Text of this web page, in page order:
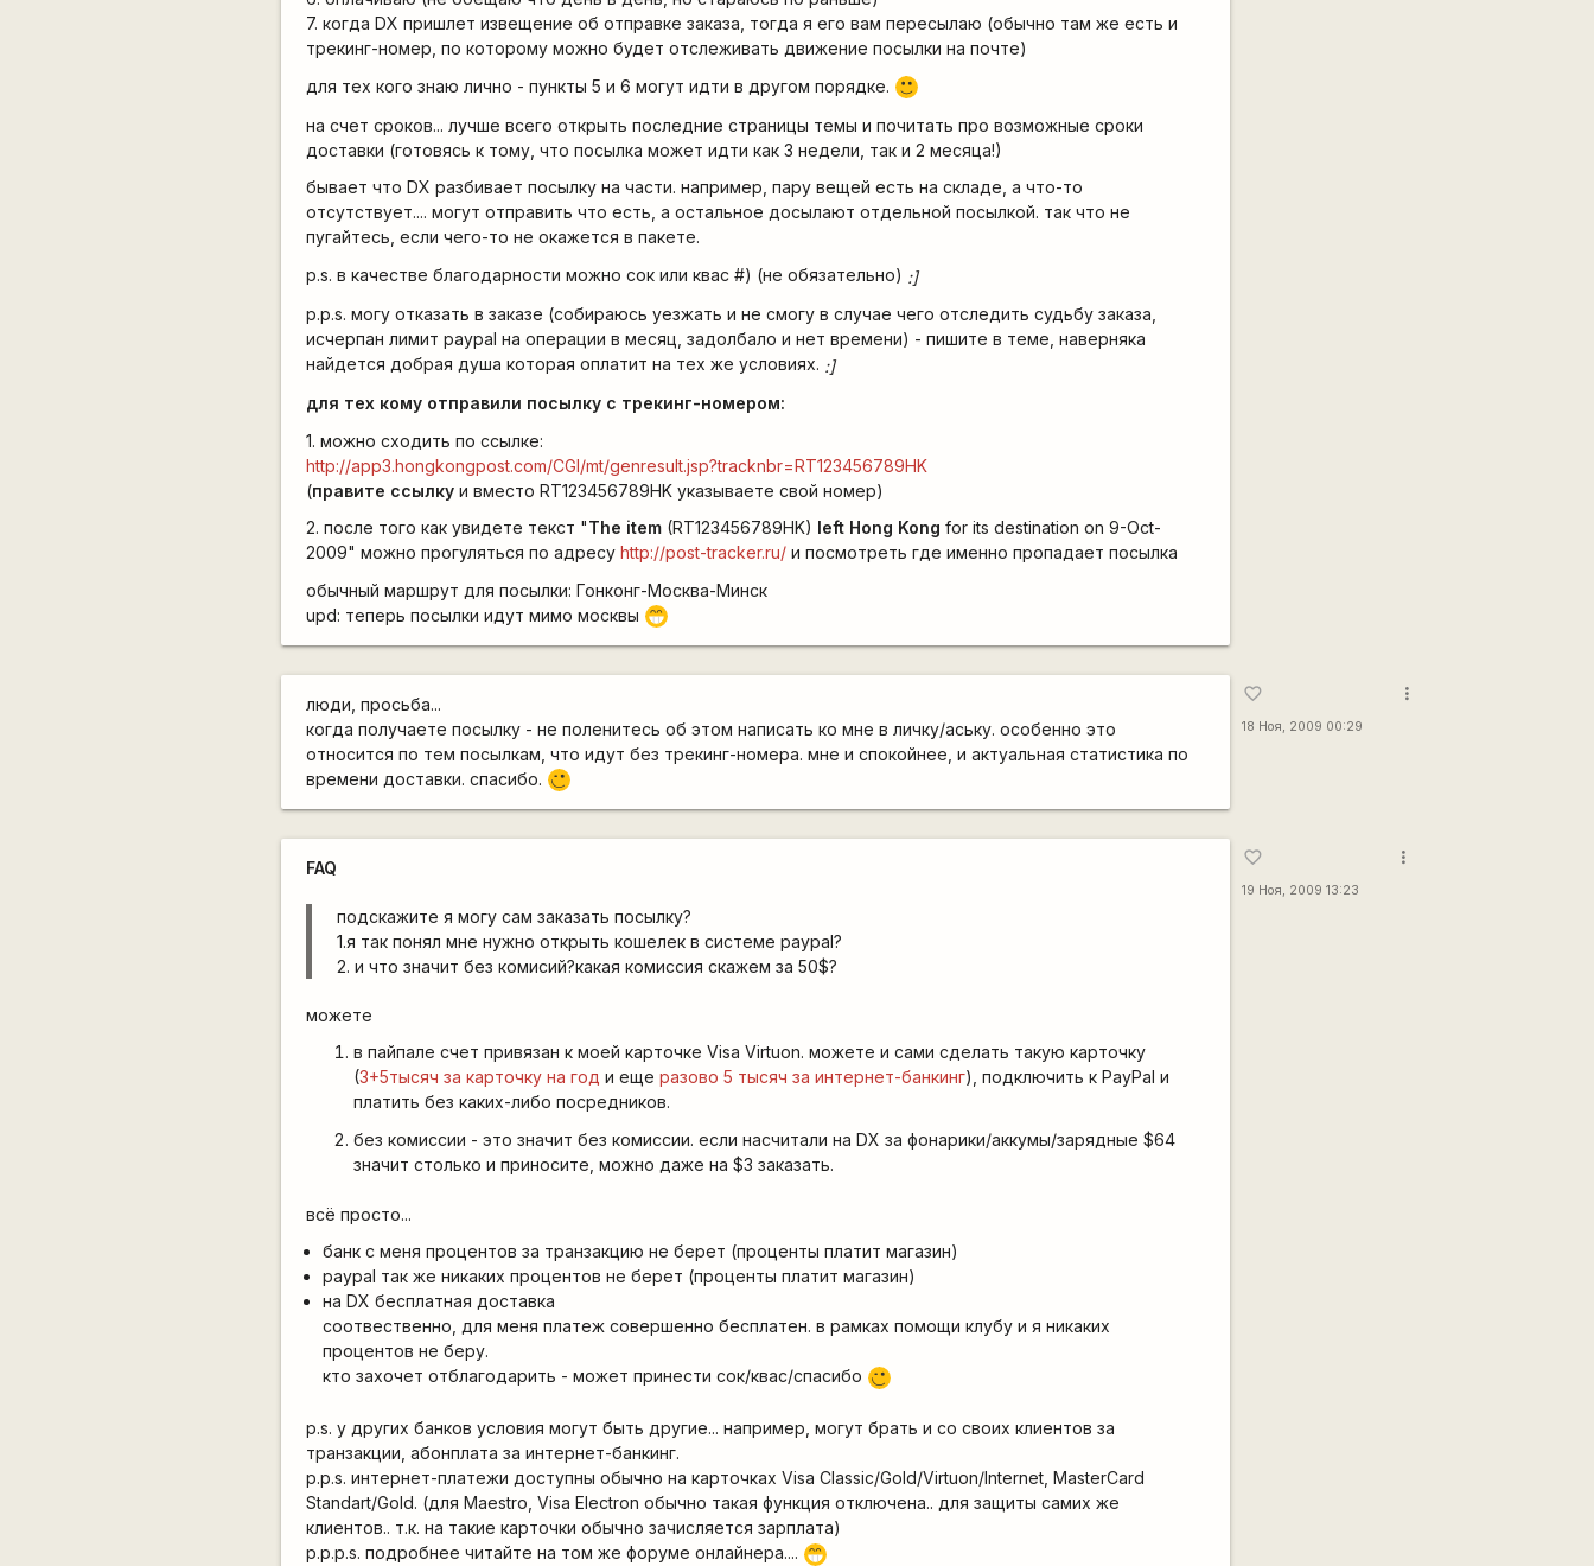
7. когда DX пришлет извещение об отправке заказа, тогда я его вам пересылаю (обычно там же есть и
трекинг-номер, по которому можно будет отслеживать движение посылки на почте)
для тех кого знаю лично - пункты 5 и 6 могут идти в другом порядке.
:)
на счет сроков... лучше всего открыть последние страницы темы и почитать про возможные сроки
доставки (готовясь к тому, что посылка может идти как 3 недели, так и 2 месяца!)
бывает что DX разбивает посылку на части. например, пару вещей есть на складе, а что-то
отсутствует.... могут отправить что есть, а остальное досылают отдельной посылкой. так что не
пугайтесь, если чего-то не окажется в пакете.
p.s. в качестве благодарности можно сок или квас #) (не обязательно) :]
p.p.s. могу отказать в заказе (собираюсь уезжать и не смогу в случае чего отследить судьбу заказа,
исчерпан лимит paypal на операции в месяц, задолбало и нет времени) - пишите в теме, наверняка
найдется добрая душа которая оплатит на тех же условиях. :]
для тех кому отправили посылку с трекинг-номером:
1. можно сходить по ссылке:
http://app3.hongkongpost.com/CGI/mt/genresult.jsp?tracknbr=RT123456789HK
(правите ссылку и вместо RT123456789HK указываете свой номер)
2. после того как увидете текст "The item (RT123456789HK) left Hong Kong for its destination on 9-Oct-
2009" можно прогуляться по адресуhttp://post-tracker.ru/ и посмотреть где именно пропадает посылка
обычный маршрут для посылки: Гонконг-Москва-Минск
upd: теперь посылки идут мимо москвы ;D
люди, просьба...
когда получаете посылку - не поленитесь об этом написать ко мне в личку/аську. особенно это
относится по тем посылкам, что идут без трекинг-номера. мне и спокойнее, и актуальная статистика по
времени доставки. спасибо.
;)
favorite_border
18 Ноя, 2009 00:29
more_vert
FAQ
подскажите я могу сам заказать посылку?
1.я так понял мне нужно открыть кошелек в системе paypal?
2. и что значит без комисий?какая комиссия скажем за 50$?
можете
в пайпале счет привязан к моей карточке Visa Virtuon. можете и сами сделать такую карточку
(3+5тысяч за карточку на год и ещеразово 5 тысяч за интернет-банкинг), подключить к PayPal и
платить без каких-либо посредников.
без комиссии - это значит без комиссии. если насчитали на DX за фонарики/аккумы/зарядные $64
значит столько и приносите, можно даже на $3 заказать.
всё просто...
банк с меня процентов за транзакцию не берет (проценты платит магазин)
paypal так же никаких процентов не берет (проценты платит магазин)
на DX бесплатная доставка
соотвественно, для меня платеж совершенно бесплатен. в рамках помощи клубу и я никаких
процентов не беру.
кто захочет отблагодарить - может принести сок/квас/спасибо
;)
p.s. у других банков условия могут быть другие... например, могут брать и со своих клиентов за
транзакции, абонплата за интернет-банкинг.
p.p.s. интернет-платежи доступны обычно на карточках Visa Classic/Gold/Virtuon/Internet, MasterCard
Standart/Gold. (для Maestro, Visa Electron обычно такая функция отключена.. для защиты самих же
клиентов.. т.к. на такие карточки обычно зачисляется зарплата)
p.p.p.s. подробнее читайте на том же форуме онлайнера.... ;D
favorite_border
19 Ноя, 2009 13:23
more_vert